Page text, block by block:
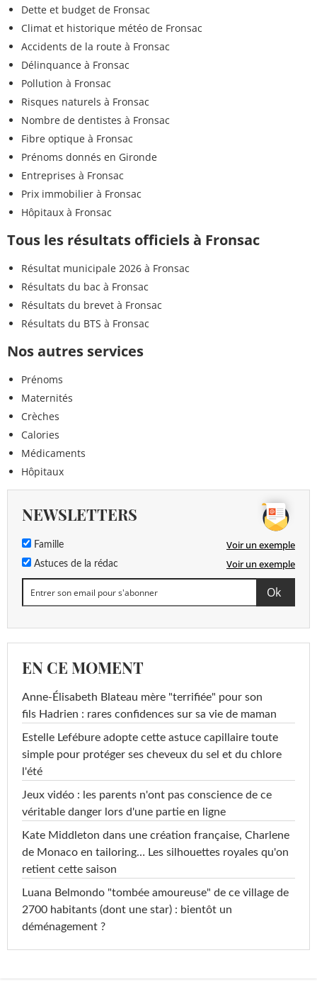
Dette et budget de Fronsac
Climat et historique météo de Fronsac
Accidents de la route à Fronsac
Délinquance à Fronsac
Pollution à Fronsac
Risques naturels à Fronsac
Nombre de dentistes à Fronsac
Fibre optique à Fronsac
Prénoms donnés en Gironde
Entreprises à Fronsac
Prix immobilier à Fronsac
Hôpitaux à Fronsac
Tous les résultats officiels à Fronsac
Résultat municipale 2026 à Fronsac
Résultats du bac à Fronsac
Résultats du brevet à Fronsac
Résultats du BTS à Fronsac
Nos autres services
Prénoms
Maternités
Crèches
Calories
Médicaments
Hôpitaux
NEWSLETTERS
Famille Voir un exemple
Astuces de la rédac Voir un exemple
EN CE MOMENT
Anne-Élisabeth Blateau mère "terrifiée" pour son
fils Hadrien : rares confidences sur sa vie de maman
Estelle Lefébure adopte cette astuce capillaire toute
simple pour protéger ses cheveux du sel et du chlore
l'été
Jeux vidéo : les parents n'ont pas conscience de ce
véritable danger lors d'une partie en ligne
Kate Middleton dans une création française, Charlene
de Monaco en tailoring… Les silhouettes royales qu'on
retient cette saison
Luana Belmondo "tombée amoureuse" de ce village de
2700 habitants (dont une star) : bientôt un
déménagement ?